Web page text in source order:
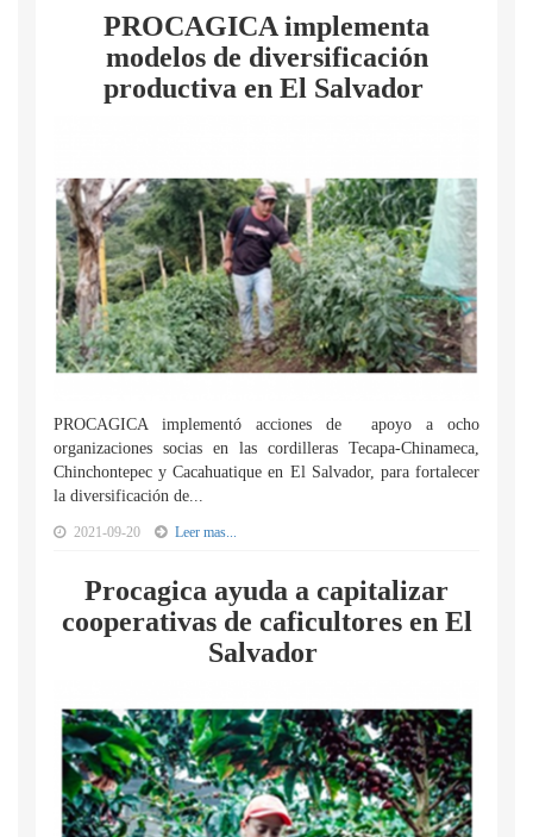
PROCAGICA implementa
modelos de diversificación
productiva en El Salvador
PROCAGICA implementó acciones de apoyo a ocho
organizaciones socias en las cordilleras Tecapa-Chinameca,
Chinchontepec y Cacahuatique en El Salvador, para fortalecer
la diversificación de...
2021-09-20 Leer mas...
Procagica ayuda a capitalizar
cooperativas de caficultores en El
Salvador